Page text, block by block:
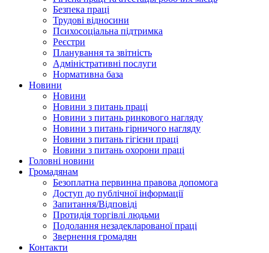
Безпека праці
Трудові відносини
Психосоціальна підтримка
Реєстри
Планування та звітність
Адміністративні послуги
Нормативна база
Новини
Новини
Новини з питань праці
Новини з питань ринкового нагляду
Новини з питань гірничого нагляду
Новини з питань гігієни праці
Новини з питань охорони праці
Головні новини
Громадянам
Безоплатна первинна правова допомога
Доступ до публічної інформації
Запитання/Відповіді
Протидія торгівлі людьми
Подолання незадекларованої праці
Звернення громадян
Контакти